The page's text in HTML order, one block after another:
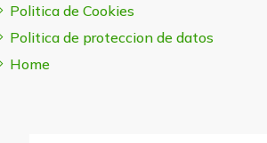
Politica de Cookies
Politica de proteccion de datos
Home